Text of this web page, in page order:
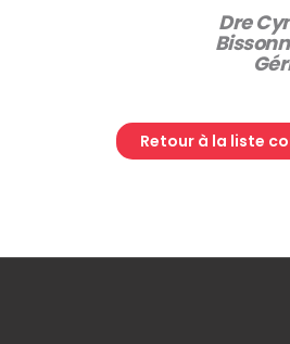
Dre
Retour à la liste